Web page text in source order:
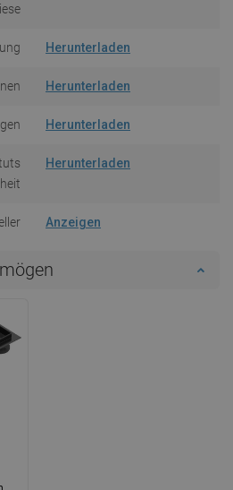
Herunterladen
Herunterladen
Herunterladen
Herunterladen
Anzeigen